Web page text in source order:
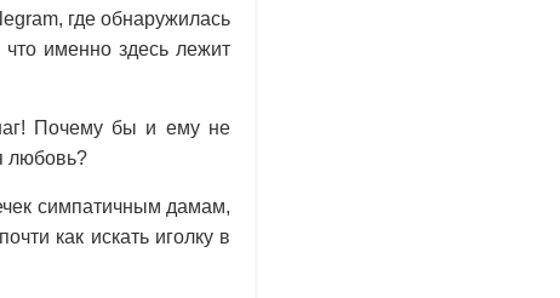
где обнаружилась
именно здесь лежит
Почему бы и ему не
любовь?
симпатичным дамам,
как искать иголку в